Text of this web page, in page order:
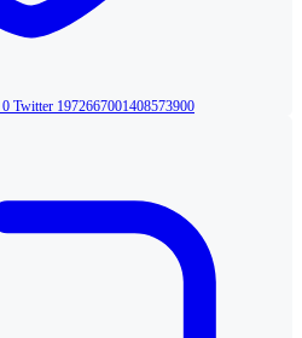
0 Twitter 1972667001408573900